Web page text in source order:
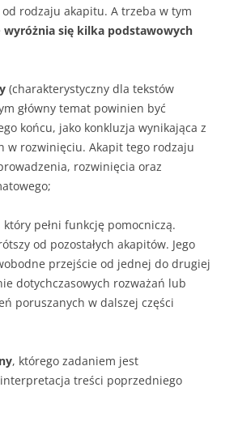
rodzaju akapitu. A trzeba w tym
wyróżnia się kilka podstawowych
(charakterystyczny dla tekstów
główny temat powinien być
końcu, jako konkluzja wynikająca z
w rozwinięciu. Akapit tego rodzaju
rozwinięcia oraz
który pełni funkcję pomocniczą.
od pozostałych akapitów. Jego
przejście od jednej do drugiej
dotychczasowych rozważań lub
poruszanych w dalszej części
, którego zadaniem jest
treści poprzedniego